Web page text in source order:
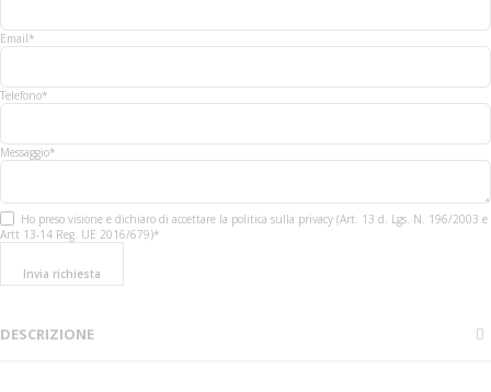
Email*
Telefono*
Messaggio*
Ho preso visione e dichiaro di accettare la politica sulla privacy (Art. 13 d. Lgs. N. 196/2003 e
Artt 13-14 Reg. UE 2016/679)*
Invia richiesta
DESCRIZIONE